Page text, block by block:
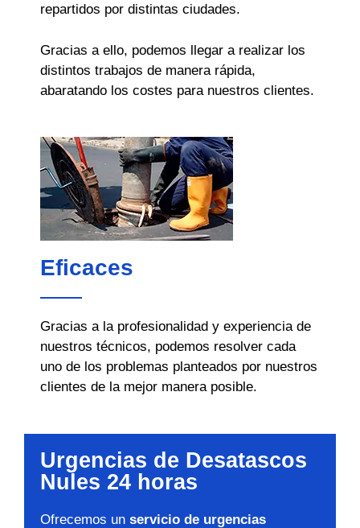
repartidos por distintas ciudades.
Gracias a ello, podemos llegar a realizar los
distintos trabajos de manera rápida,
abaratando los costes para nuestros clientes.
Eficaces
Gracias a la profesionalidad y experiencia de
nuestros técnicos, podemos resolver cada
uno de los problemas planteados por nuestros
clientes de la mejor manera posible.
Urgencias de Desatascos
Nules 24 horas
Ofrecemos un servicio de urgencias